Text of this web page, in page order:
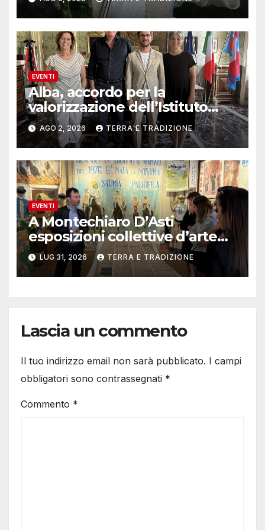
EVENTI
Alba, accordo per la
valorizzazione dell’Istituto
musicale Rocca
AGO 2, 2026 TERRA E TRADIZIONE
EVENTI
A Montechiaro D’Asti
esposizioni collettive d’arte
contemporanea
LUG 31, 2026 TERRA E TRADIZIONE
Lascia un commento
Il tuo indirizzo email non sarà pubblicato. I campi
obbligatori sono contrassegnati *
Commento *